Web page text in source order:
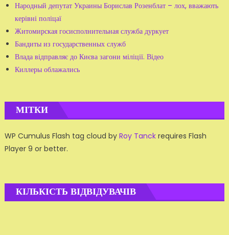
Народный депутат Украины Борислав Розенблат – лох, вважають
керівні поліцаї
Житомирская госисполнительная служба дуркует
Бандиты из государственных служб
Влада відправляє до Києва загони міліції. Відео
Киллеры облажались
МІТКИ
WP Cumulus Flash tag cloud by Roy Tanckrequires Flash
Player 9 or better.
КІЛЬКІСТЬ ВІДВІДУВАЧІВ